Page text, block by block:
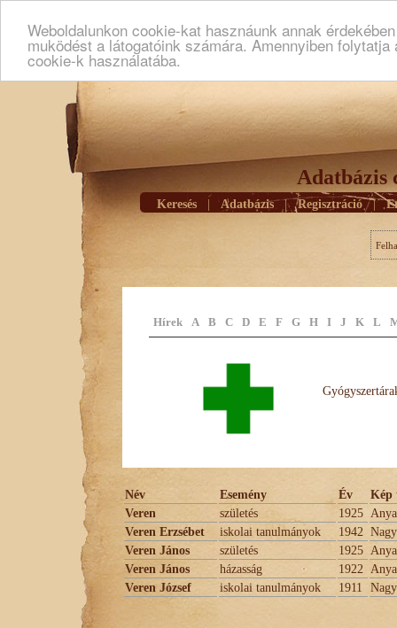
Weboldalunkon cookie-kat hasznáunk annak
muködést a látogatóink számára. Amennyiben
cookie-k használatába.
Adatbázis
Keresés Adatbázis | Regisztráció |
Hírek A B C D E F G H I J K L
Név Esemény Év
Kép
Veren
születés 1925
Veren Erzsébet
iskolai tanulmányok 1942
Veren János
születés 1925
Veren János
házasság 1922
Veren József
iskolai tanulmányok 1911